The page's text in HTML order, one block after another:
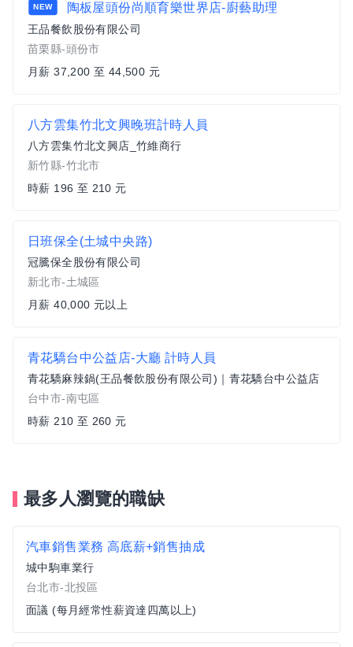
NEW 陶板屋頭份尚順育樂世界店-廚藝助理
王品餐飲股份有限公司
苗栗縣-頭份市
月薪 37,200 至 44,500 元
八方雲集竹北文興晚班計時人員
八方雲集竹北文興店_竹維商行
新竹縣-竹北市
時薪 196 至 210 元
日班保全(土城中央路)
冠騰保全股份有限公司
新北市-土城區
月薪 40,000 元以上
青花驕台中公益店-大廳 計時人員
青花驕麻辣鍋(王品餐飲股份有限公司)｜青花驕台中公益店
台中市-南屯區
時薪 210 至 260 元
最多人瀏覽的職缺
汽車銷售業務 高底薪+銷售抽成
城中駒車業行
台北市-北投區
面議 (每月經常性薪資達四萬以上)